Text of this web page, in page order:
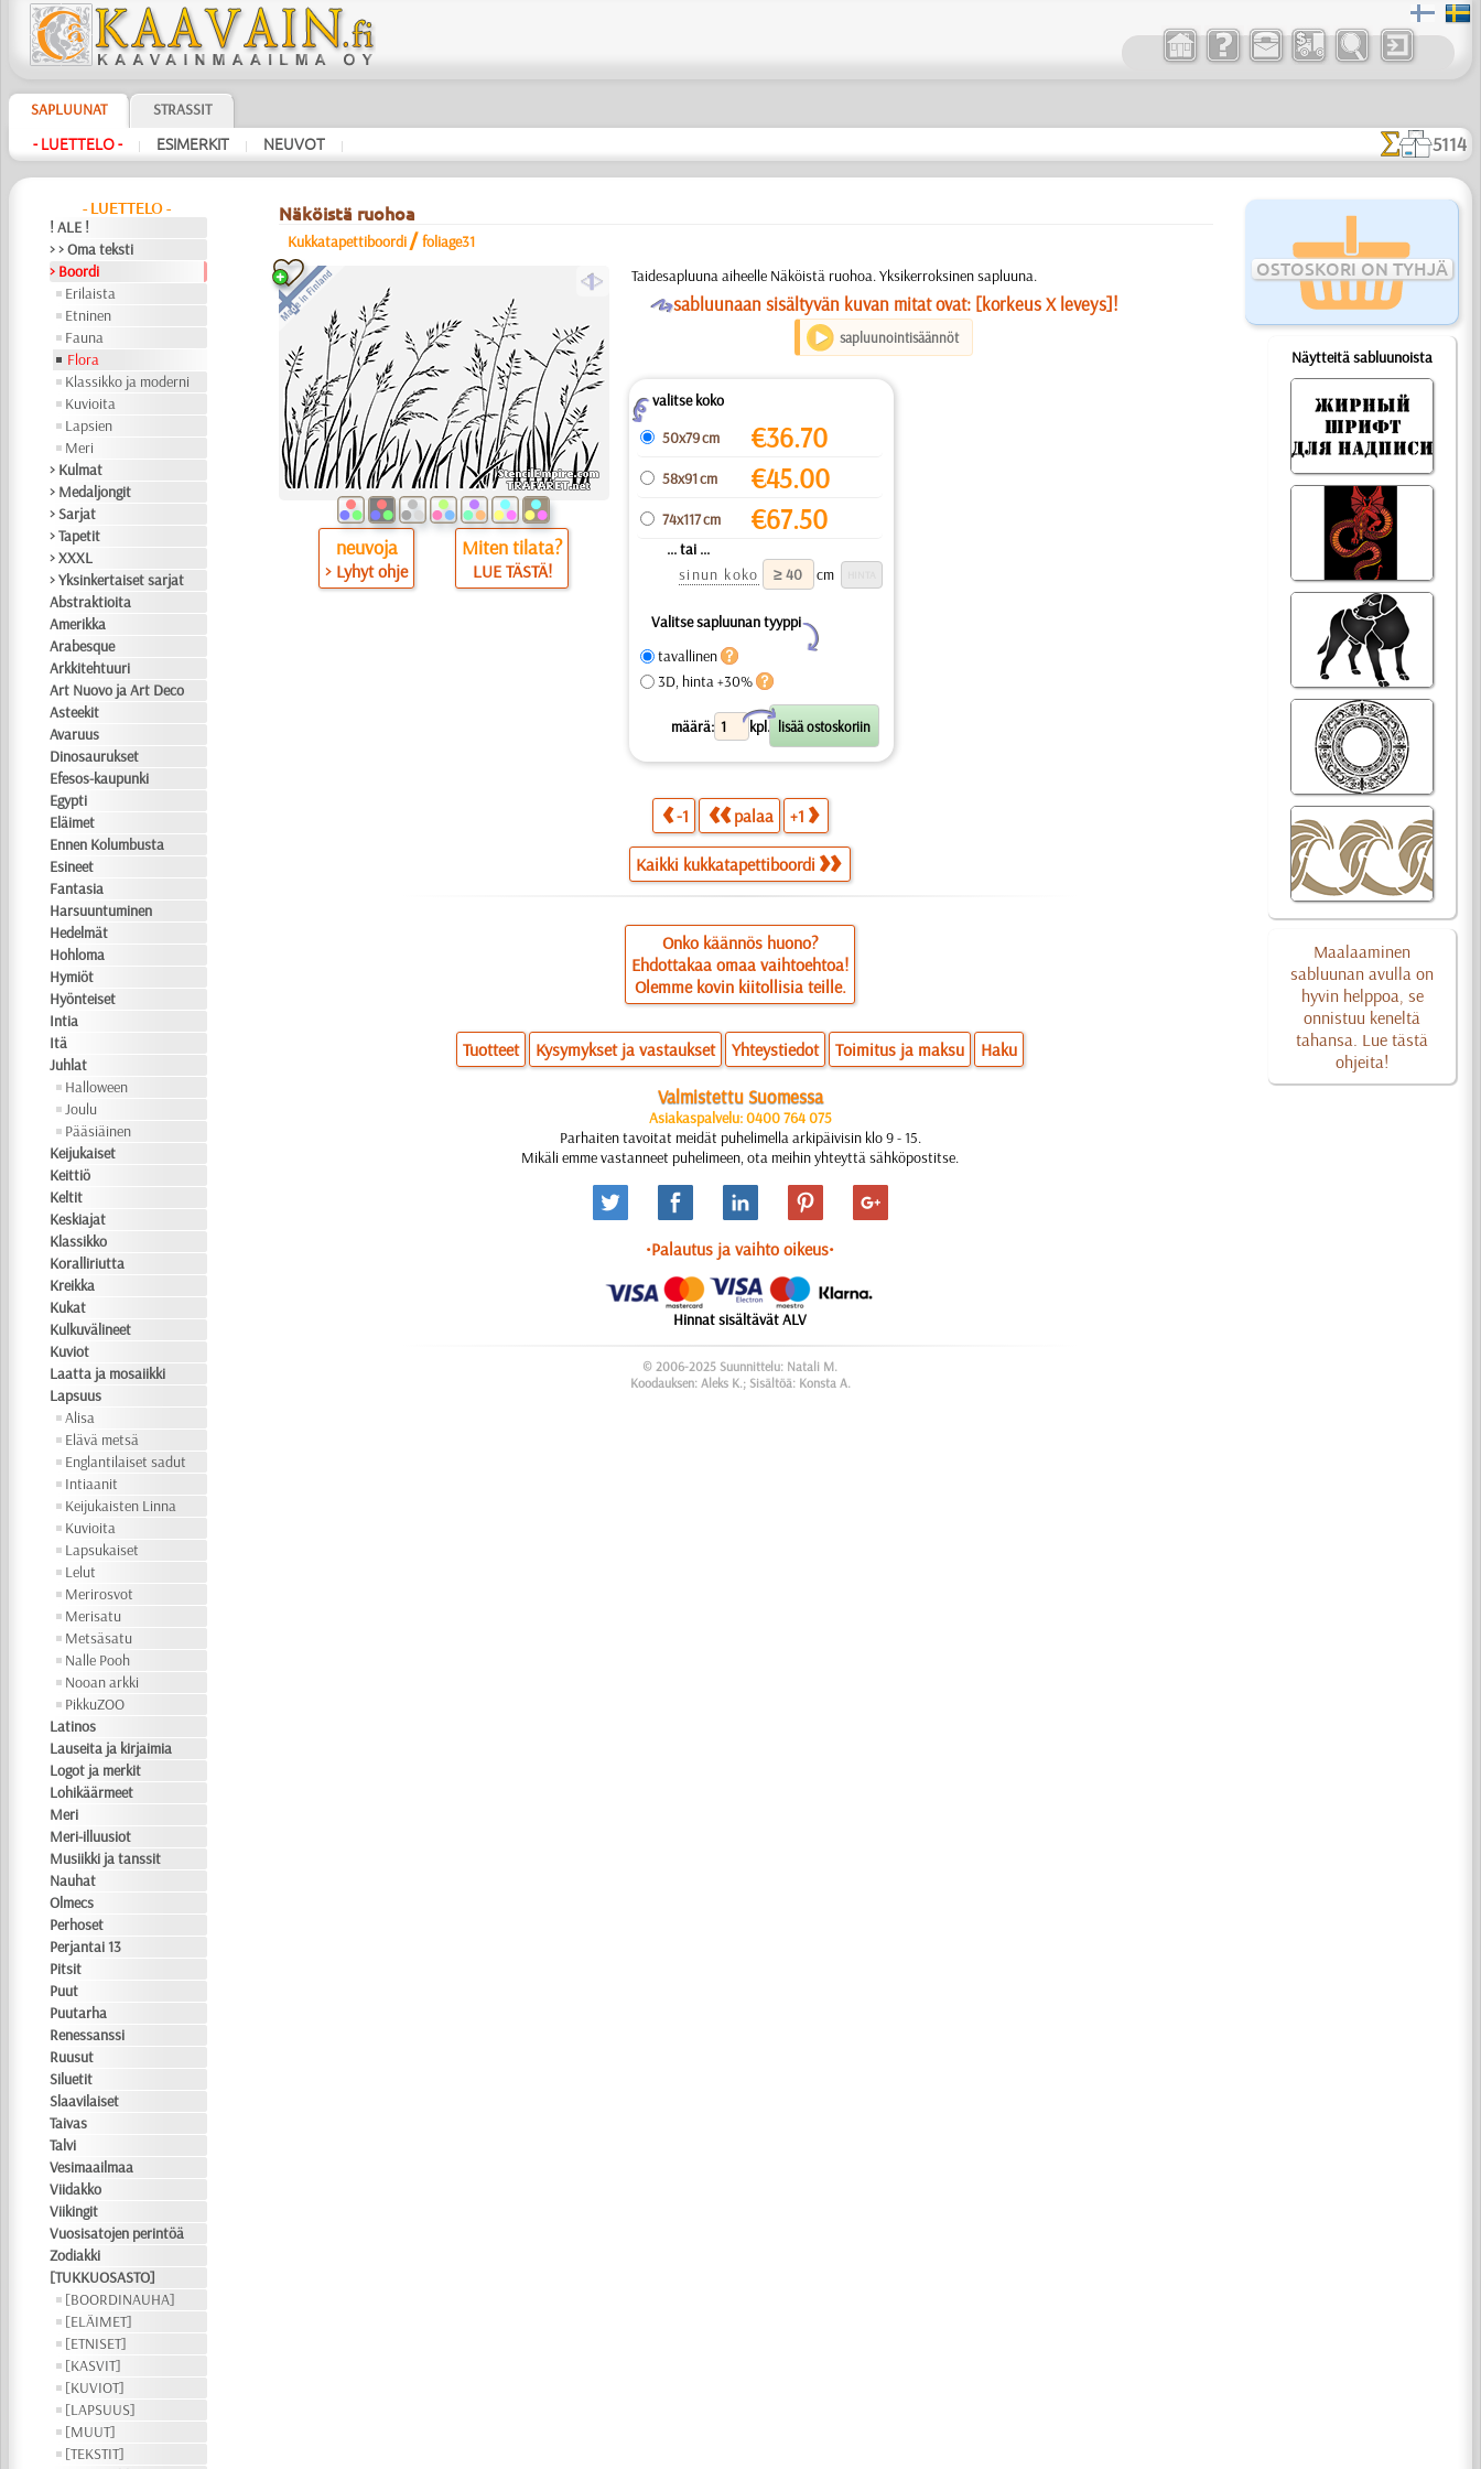
SAPLUUNAT STRASSIT
- LUETTELO - | ESIMERKIT | NEUVOT | 5114
- LUETTELO -
! ALE !
> > Oma teksti
> Boordi
Erilaista
Etninen
Fauna
Flora
Klassikko ja moderni
Kuvioita
Lapsien
Meri
> Kulmat
> Medaljongit
> Sarjat
> Tapetit
> XXXL
> Yksinkertaiset sarjat
Abstraktioita
Amerikka
Arabesque
Arkkitehtuuri
Art Nuovo ja Art Deco
Asteekit
Avaruus
Dinosaurukset
Efesos-kaupunki
Egypti
Eläimet
Ennen Kolumbusta
Esineet
Fantasia
Harsuuntuminen
Hedelmät
Hohloma
Hymiöt
Hyönteiset
Intia
Itä
Juhlat
Halloween
Joulu
Pääsiäinen
Keijukaiset
Keittiö
Keltit
Keskiajat
Klassikko
Koralliriutta
Kreikka
Kukat
Kulkuvälineet
Kuviot
Laatta ja mosaiikki
Lapsuus
Alisa
Elävä metsä
Englantilaiset sadut
Intiaanit
Keijukaisten Linna
Kuvioita
Lapsukaiset
Lelut
Merirosvot
Merisatu
Metsäsatu
Nalle Pooh
Nooan arkki
PikkuZOO
Latinos
Lauseita ja kirjaimia
Logot ja merkit
Lohikäärmeet
Meri
Meri-illuusiot
Musiikki ja tanssit
Nauhat
Olmecs
Perhoset
Perjantai 13
Pitsit
Puut
Puutarha
Renessanssi
Ruusut
Siluetit
Slaavilaiset
Taivas
Talvi
Vesimaailmaa
Viidakko
Viikingit
Vuosisatojen perintöä
Zodiakki
[TUKKUOSASTO]
[BOORDINAUHA]
[ELÄIMET]
[ETNISET]
[KASVIT]
[KUVIOT]
[LAPSUUS]
[MUUT]
[TEKSTIT]
OSTOSKORI ON TYHJÄ
Näytteitä sabluunoista
Maalaaminen
sabluunan avulla on
hyvin helppoa, se
onnistuu keneltä
tahansa. Lue tästä
ohjeita!
Näköistä ruohoa
Kukkatapettiboordi /foliage31
a
neuvoja
> Lyhyt ohje
Miten tilata?
LUE TÄSTÄ!
Taidesapluuna aiheelle Näköistä ruohoa. Yksikerroksinen sapluuna.
Osabluunaan sisältyvän kuvan mitat ovat: [korkeus X leveys]!
sapluunointisäännöt
Zvalitse koko
50x79 cm
€36.70
58x91 cm €45.00
74x117 cm €67.50
... tai ...
sinun koko
cm
Valitse sapluunan tyyppi
Y
tavallinen
3D, hinta +30%
määrä: kpl.
X
-1 palaa +1
Kaikki kukkatapettiboordi
Onko käännös huono?
Ehdottakaa omaa vaihtoehtoa!
Olemme kovin kiitollisia teille.
Tuotteet Kysymykset ja vastaukset Yhteystiedot Toimitus ja maksu Haku
Valmistettu Suomessa
Asiakaspalvelu: 0400 764 075
Parhaiten tavoitat meidät puhelimella arkipäivisin klo 9 - 15.
Mikäli emme vastanneet puhelimeen, ota meihin yhteyttä sähköpostitse.
•Palautus ja vaihto oikeus•
Hinnat sisältävät ALV
© 2006-2025 Suunnittelu: Natali M.
Koodauksen: Aleks K.; Sisältöä: Konsta A.